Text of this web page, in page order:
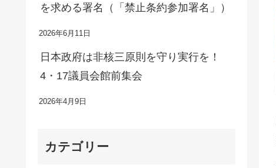
を求める署名（「禁止条約参加署名」）
2026年6月11日
日本政府は非核三原則を守り実行を！
4・17議員会館前集会
2026年4月9日
カテゴリー